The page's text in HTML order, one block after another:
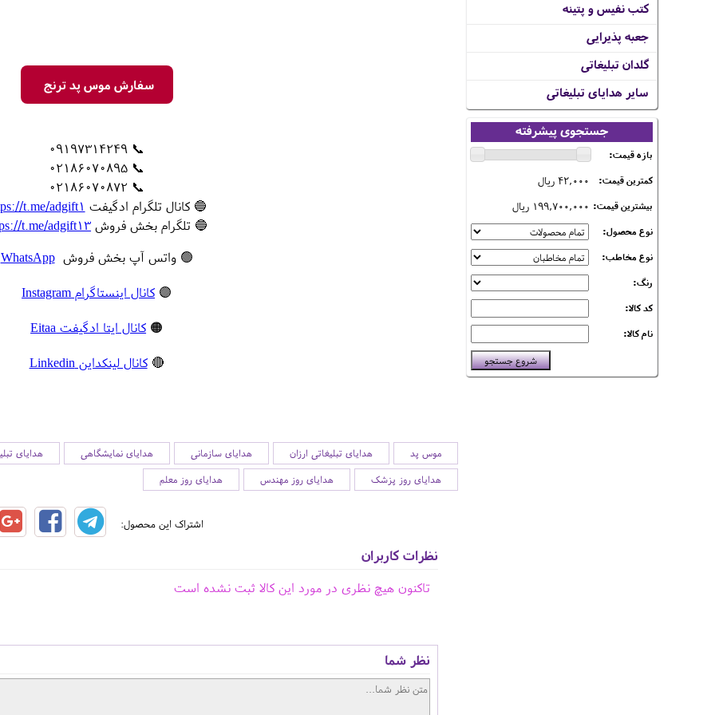
کتب نفیس و پتینه
جعبه پذیرایی
گلدان تبلیغاتی
سایر هدایای تبلیغاتی
جستجوی پیشرفته
بازه قیمت:
کمترین قیمت:
42,000 ریال
بیشترین قیمت: 199,700,000 ریال
نوع محصول:
نوع مخاطب:
رنگ:
کد کالا:
نام کالا:
سفارش موس پد ترنج
📞 09197314249
📞 02186070895
📞 02186070872
🔵 کانال تلگرام ادگیفت t.me/adgift1
🔵 تلگرام بخش فروش t.me/adgift13
🟢 واتس آپ بخش فروشWhatsApp
🟣 کانال اینستاگرام Instagram
🟠 کانال ایتا ادگیفت Eitaa
🔴 کانال لینکداین Linkedin
موس پد هدایای تبلیغاتی ارزان هدایای سازمانی هدایای نمایشگاهی هدایای
هدایای روز پزشک
هدایای روز مهندس هدایای روز معلم
اشتراک این محصول:
نظرات کاربران
تاکنون هیچ نظری در مورد این کالا ثبت نشده است
نظر شما